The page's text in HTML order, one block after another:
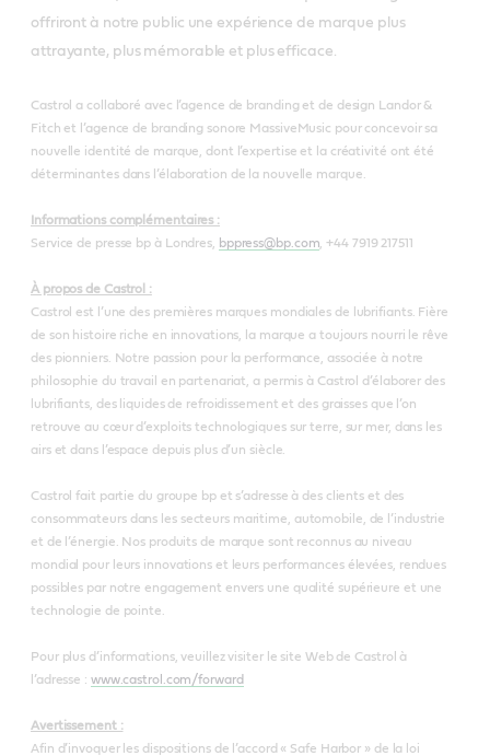
offriront à notre public une expérience de marque plus
attrayante, plus mémorable et plus efficace.
Castrol a collaboré avec l’agence de branding et de design Landor &
Fitch et l’agence de branding sonore MassiveMusic pour concevoir sa
nouvelle identité de marque, dont l’expertise et la créativité ont été
déterminantes dans l’élaboration de la nouvelle marque.
Informations complémentaires :
Service de presse bp à Londres,
bppress@bp.com , +44 7919 217511
À propos de Castrol :
Castrol est l’une des premières marques mondiales de lubrifiants. Fière
de son histoire riche en innovations, la marque a toujours nourri le rêve
des pionniers. Notre passion pour la performance, associée à notre
philosophie du travail en partenariat, a permis à Castrol d’élaborer des
lubrifiants, des liquides de refroidissement et des graisses que l’on
retrouve au cœur d’exploits technologiques sur terre, sur mer, dans les
airs et dans l’espace depuis plus d’un siècle.
Castrol fait partie du groupe bp et s’adresse à des clients et des
consommateurs dans les secteurs maritime, automobile, de l’industrie
et de l’énergie. Nos produits de marque sont reconnus au niveau
mondial pour leurs innovations et leurs performances élevées, rendues
possibles par notre engagement envers une qualité supérieure et une
technologie de pointe.
Pour plus d’informations, veuillez visiter le site Web de Castrol à
l’adresse : www.castrol.com/forward
Avertissement :
Afin d’invoquer les dispositions de l’accord « Safe Harbor » de la loi